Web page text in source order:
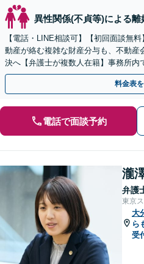
異性関係(不貞等)による離
【電話・LINE相談可】【初回面談無
動産が絡む複雑な財産分与も、不動産
決へ【弁護士が複数人在籍】事務所内
間面談可】【子連れ相談可】【虎ノ門
料金表
電話で面談予約
瀧
弁護
東京
大
ら
受